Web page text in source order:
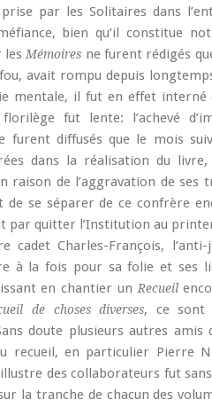
par les Solitaires dans
bien qu’il constitue
lesMémoires ne furent rédigés
avait rompu depuis
mentale, il fut en effet interné
fut lente: l’achevé
furent diffusés que le mois
dans la réalisation du livre,
raison de l’aggravation de ses
de se séparer de ce confrère
quitter l’Institution au
Charles-François, l’anti-
à la fois pour sa folie et ses
en chantier unRecueil
de choses diverses, ce sont
doute plusieurs autres amis
recueil, en particulier Pierre
des collaborateurs fut
la tranche de chacun des